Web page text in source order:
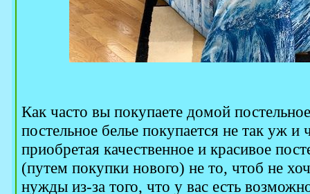
Как часто вы покупаете домой
постельное белье покупается не так уж и
приобретая качественное и красивое
(путем покупки нового) не то, чтоб не
нужды из-за того, что у вас есть